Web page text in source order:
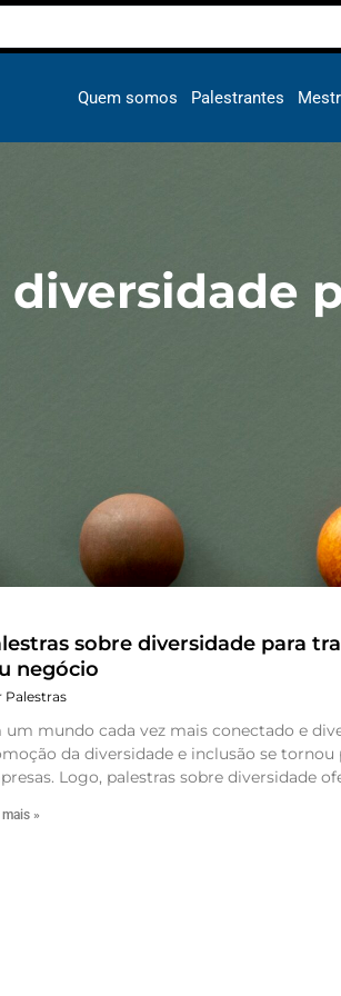
Quem somos Palestrantes
diversidade
sobre diversidade para
negócio
Palestras
um mundo cada vez mais conectado e
da diversidade e inclusão se tornou
Logo, palestras sobre diversidade
mais »
Página
Página
Página
Página
PáginaPágina